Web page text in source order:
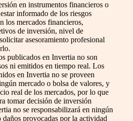
en instrumentos financieros o
informado de los riesgos
los mercados financieros,
de inversión, nivel de
asesoramiento profesional
publicados en Invertia no son
ni emitidos en tiempo real. Los
en Invertia no se proveen
mercado o bolsa de valores, y
real de los mercados, por lo que
tomar decisión de inversión
no se responsabilizará en ningún
daños provocadas por la actividad